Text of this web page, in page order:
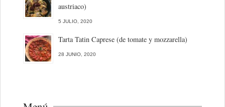
austriaco)
5 JULIO, 2020
Tarta Tatin Caprese (de tomate y mozzarella)
28 JUNIO, 2020